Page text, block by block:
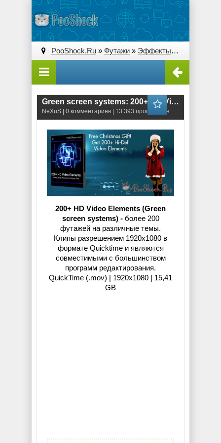
PooShock.Ru » Футажи » Эффекты» Green
Green screen systems: 200+ HD Video Elements (.mov)
NeXuS | 0 комментариев | 13 393 просмотров
200+ HD Video Elements (Green
screen systems) -более 200
футажей на различные темы.
Клипы разрешением 1920x1080 в
формате Quicktime и являются
совместимыми с большинством
программ редактирования.
QuickTime (.mov) | 1920x1080 | 15,41
GB